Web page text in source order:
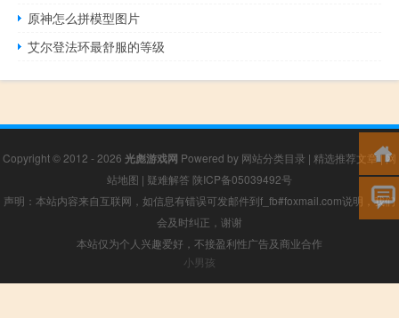
原神怎么拼模型图片
艾尔登法环最舒服的等级
Copyright © 2012 - 2026 光彪游戏网 Powered by 网站分类目录 | 精选推荐文章 |网
站地图 | 疑难解答 陕ICP备05039492号
声明：本站内容来自互联网，如信息有错误可发邮件到f_fb#foxmail.com说明，我们
会及时纠正，谢谢
本站仅为个人兴趣爱好，不接盈利性广告及商业合作
小男孩